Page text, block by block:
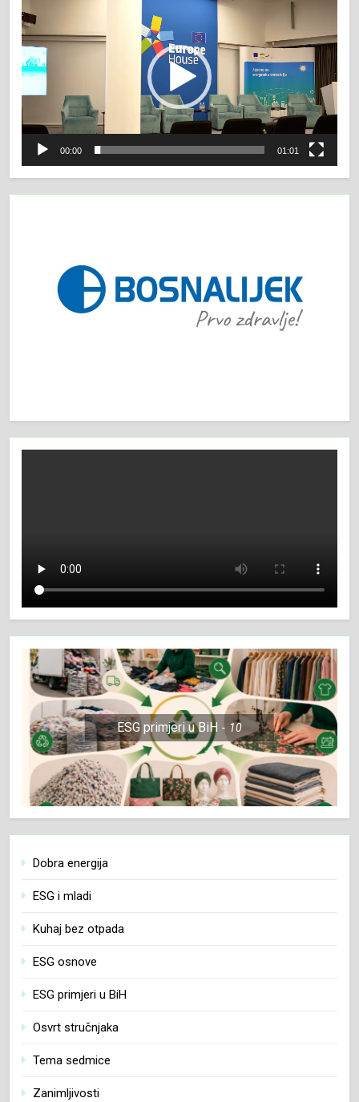
Player
00:00 01:01
ESG primjeri u BiH 10
Dobra energija
ESG i mladi
Kuhaj bez otpada
ESG osnove
ESG primjeri u BiH
Osvrt stručnjaka
Tema sedmice
Zanimljivosti